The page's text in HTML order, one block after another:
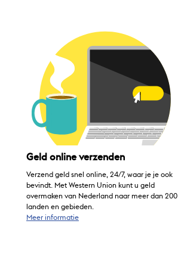
Geld online verzenden
Verzend geld snel online, 24/7, waar je je ook
bevindt. Met Western Union kunt u geld
overmaken van Nederland naar meer dan 200
landen en gebieden.
Meer informatie